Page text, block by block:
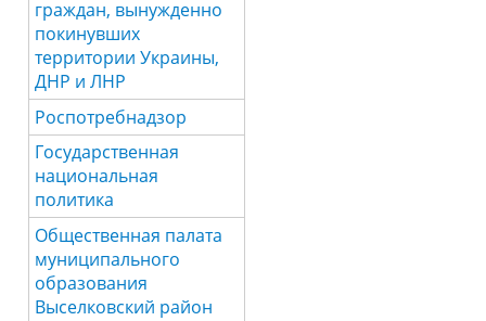
граждан, вынужденно
покинувших
территории Украины,
ДНР и ЛНР
Роспотребнадзор
Государственная
национальная
политика
Общественная палата
муниципального
образования
Выселковский район